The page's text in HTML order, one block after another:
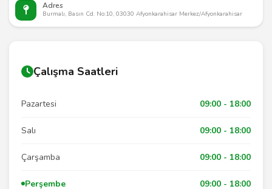
Adres
Burmalı, Basın Cd. No:10, 03030 Afyonkarahisar Merkez/Afyonkarahisar
Çalışma Saatleri
Pazartesi 09:00 - 18:00
Salı 09:00 - 18:00
Çarşamba 09:00 - 18:00
Perşembe 09:00 - 18:00